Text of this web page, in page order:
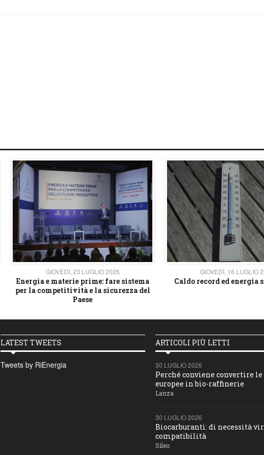
GIOVEDÌ, 23 LUGLIO 2026
Energia e materie prime: fare sistema
per la competitività e la sicurezza del
Paese
GIOVEDÌ, 16 LUGLIO
Caldo record ed energia
LATEST TWEETS
Tweets by RiEnergia
ARTICOLI PIÙ LETTI
30 LUGLIO 2026
Perché conviene convertire
europee in bio-raffinerie
Lanza
30 LUGLIO 2026
Biocarburanti: di necessità
compatibilità
Sileo